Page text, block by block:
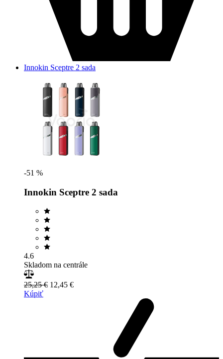
Innokin Sceptre 2 sada
-51 %
Innokin Sceptre 2 sada
4.6
Skladom na centrále
25,25 € 12,45 €
Kúpiť